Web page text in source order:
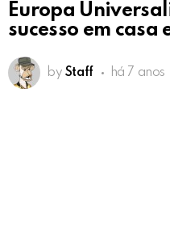
Europa
sucesso em casa
by Staff há 7 anos